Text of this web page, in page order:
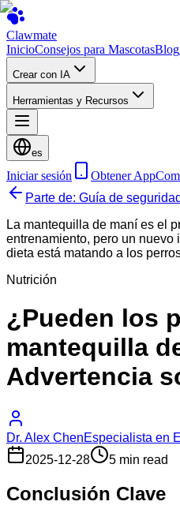
Clawmate
InicioConsejos para MascotasBlog
Crear con IA
Herramientas y Recursos
es
Iniciar sesión Obtener App
Parte de: Guía de
La mantequilla de maní es el
entrenamiento, pero un nuevo
dieta está matando a los
Nutrición
¿Pueden los
mantequilla
Advertencia
Dr. Alex ChenEspecialista en
2025-12-28
5 min read
Conclusión Clave